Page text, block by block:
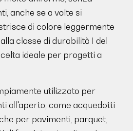
anche se a volte si
di colore leggermente
classe di durabilità I del
ideale per progetti a
utilizzato per
all'aperto, come acquedotti
per pavimenti, parquet,